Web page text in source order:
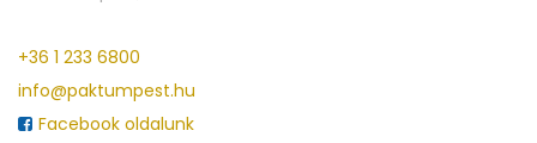
+36 1 233 6800
info@paktumpest.hu
Facebook oldalunk